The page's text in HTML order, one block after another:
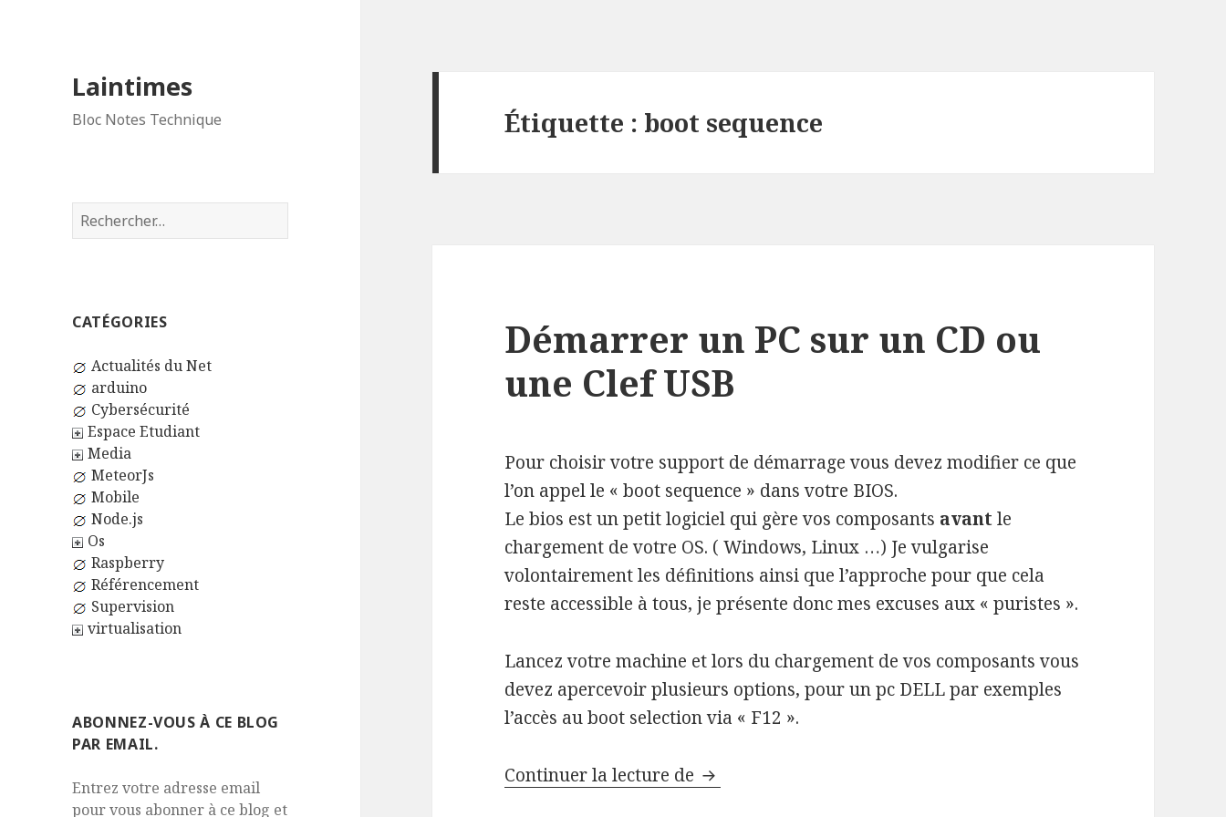
Laintimes
Bloc Notes Technique
Rechercher :
CATÉGORIES
Actualités du Net
arduino
Cybersécurité
Espace Etudiant
Media
MeteorJs
Mobile
Node.js
Os
Raspberry
Référencement
Supervision
virtualisation
ABONNEZ-VOUS À CE BLOG
PAR EMAIL.
Entrez votre adresse email
pour vous abonner à ce blog et
Étiquette : boot sequence
Démarrer un PC sur un CD ou
une Clef USB
Pour choisir votre support de démarrage vous devez modifier ce que
l’on appel le « boot sequence » dans votre BIOS.
Le bios est un petit logiciel qui gère vos composants avant le
chargement de votre OS. ( Windows, Linux …) Je vulgarise
volontairement les définitions ainsi que l’approche pour que cela
reste accessible à tous, je présente donc mes excuses aux « puristes ».
Lancez votre machine et lors du chargement de vos composants vous
devez apercevoir plusieurs options, pour un pc DELL par exemples
l’accès au boot selection via « F12 ».
Continuer la lecture de Démarrer un PC sur un CD ou une Clef USB